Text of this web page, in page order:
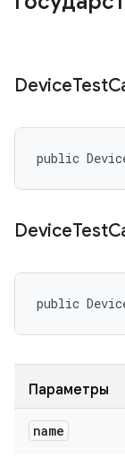
DeviceTest
public
DeviceTest
public
Параметры
name